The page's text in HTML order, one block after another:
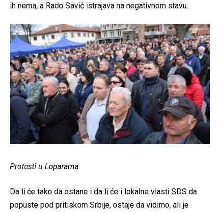
ih nema, a Rado Savić istrajava na negativnom stavu.
Protesti u Loparama
Da li će tako da ostane i da li će i lokalne vlasti SDS da
popuste pod pritiskom Srbije, ostaje da vidimo, ali je